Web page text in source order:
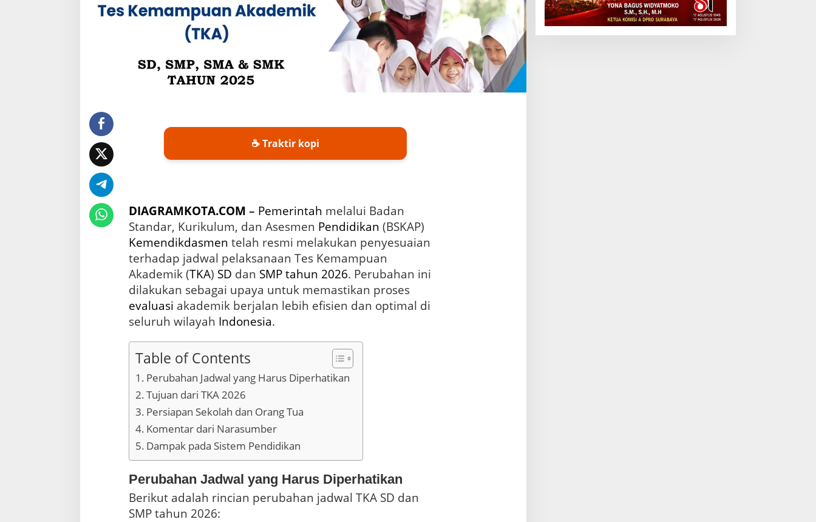
A
2
0
2
P
e
a
t
u
k
E
v
a
l
a
s
i
e
m
a
m
p
u
a
n
A
k
a
e
m
i
k
☕ Traktir kopi
DIAGRAMKOTA.COM – Pemerintah melalui Badan
Standar, Kurikulum, dan Asesmen Pendidikan (BSKAP)
Kemendikdasmen telah resmi melakukan penyesuaian
terhadap jadwal pelaksanaan Tes Kemampuan
Akademik (TKA) SD dan SMP tahun 2026. Perubahan ini
dilakukan sebagai upaya untuk memastikan proses
evaluasi akademik berjalan lebih efisien dan optimal di
seluruh wilayah Indonesia.
Table of Contents
Perubahan Jadwal yang Harus Diperhatikan
Tujuan dari TKA 2026
Persiapan Sekolah dan Orang Tua
Komentar dari Narasumber
Dampak pada Sistem Pendidikan
Perubahan Jadwal yang Harus Diperhatikan
Berikut adalah rincian perubahan jadwal TKA SD dan
SMP tahun 2026: